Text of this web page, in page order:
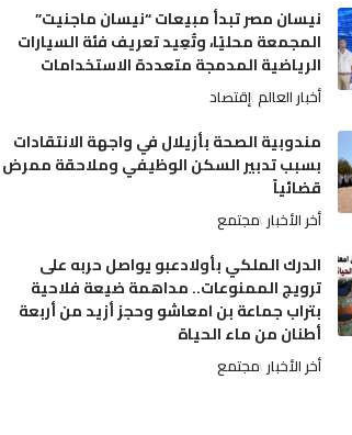
نيسان مصر تبدأ مبيعات “نيسان ماجنيت”
المجمعة محليًا، وتُعِيد تعريف فئة السيارات
الرياضية المدمجة متعددة الاستخدامات
أخبار العالم إقتصاد
مندوبية الصحة بأزيلال في واجهة الانتقادات
بسبب تدبير السكن الوظيفي وملاحقة ممرض
قضائياً
أخر الأخبار مجتمع
الدرك الملكي بأولادعبو يواصل حربه على
ترويج الممنوعات.. مداهمة ضيعة فلاحية
بتراب جماعة بن امعاشو وحجز أزيد من أربعة
أطنان من ماء الحياة
أخر الأخبار مجتمع